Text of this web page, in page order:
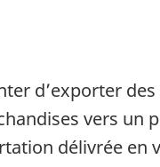
d’exporter
vers un
délivrée